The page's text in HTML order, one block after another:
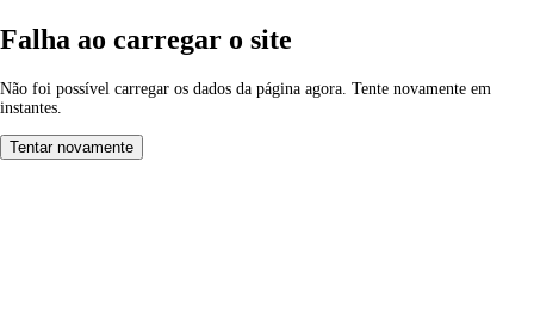
Falha ao carregar o site
Não foi possível carregar os dados da página agora. Tente novamente em
instantes.
Tentar novamente